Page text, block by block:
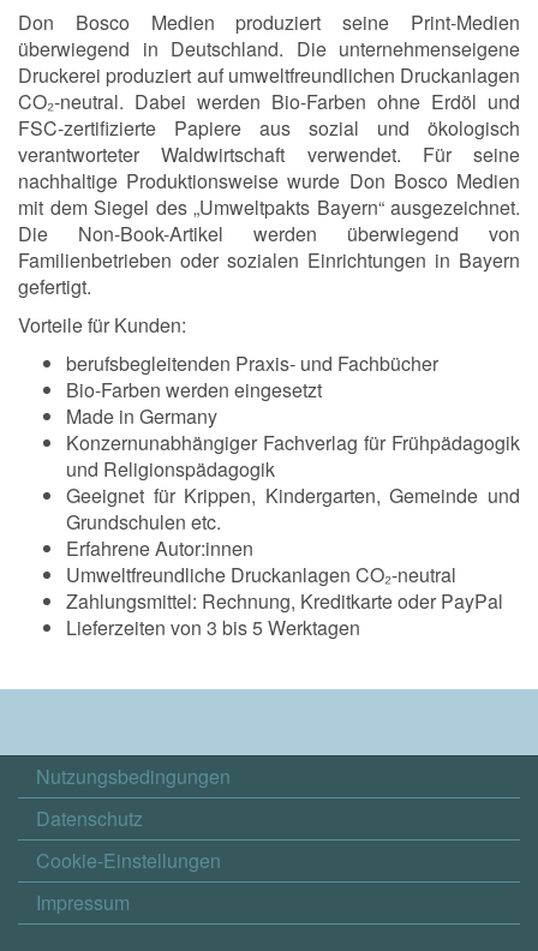
Don Bosco Medien produziert seine Print-Medien
überwiegend in Deutschland. Die unternehmenseigene
Druckerei produziert auf umweltfreundlichen Druckanlagen
CO₂-neutral. Dabei werden Bio-Farben ohne Erdöl und
FSC-zertifizierte Papiere aus sozial und ökologisch
verantworteter Waldwirtschaft verwendet. Für seine
nachhaltige Produktionsweise wurde Don Bosco Medien
mit dem Siegel des „Umweltpakts Bayern“ ausgezeichnet.
Die Non-Book-Artikel werden überwiegend von
Familienbetrieben oder sozialen Einrichtungen in Bayern
gefertigt.
Vorteile für Kunden:
berufsbegleitenden Praxis- und Fachbücher
Bio-Farben werden eingesetzt
Made in Germany
Konzernunabhängiger Fachverlag für Frühpädagogik
und Religionspädagogik
Geeignet für Krippen, Kindergarten, Gemeinde und
Grundschulen etc.
Erfahrene Autor:innen
Umweltfreundliche Druckanlagen CO₂-neutral
Zahlungsmittel: Rechnung, Kreditkarte oder PayPal
Lieferzeiten von 3 bis 5 Werktagen
Nutzungsbedingungen
Datenschutz
Cookie-Einstellungen
Impressum